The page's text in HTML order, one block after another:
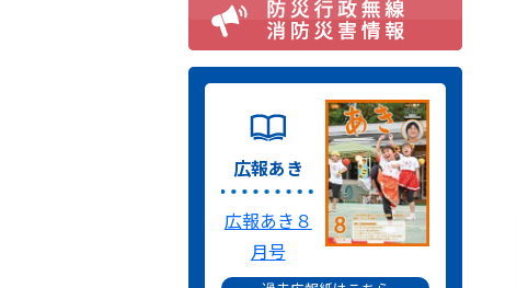
広報あき
広報あき８
月号